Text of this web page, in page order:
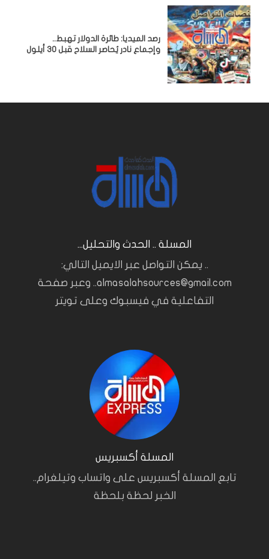
رصد الميديا: طائرة الدولار تهبط..
وإجماع نادر يُحاصر السلاح قبل 30 أيلول
المسلة .. الحدث والتحليل...
.. يمكن التواصل عبر الايميل التالي:
almasalahsources@gmail.com.. وعبر صفحة
التفاعلية في فيسبوك وعلى تويتر
المسلة أكسبريس
تابع المسلة أكسبريس على واتساب وتيلغرام..
الخبر لحظة بلحظة